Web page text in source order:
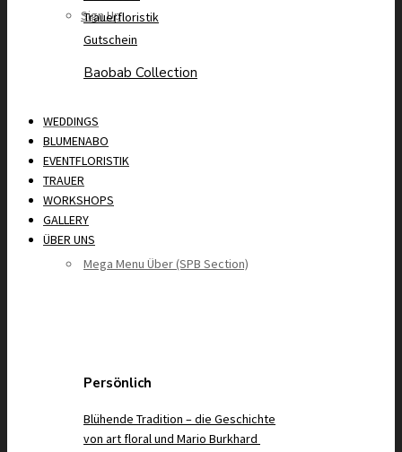
Sign Up
Trauerfloristik
Gutschein
Baobab Collection
WEDDINGS
BLUMENABO
EVENTFLORISTIK
TRAUER
WORKSHOPS
GALLERY
ÜBER UNS
Mega Menu Über (SPB Section)
Persönlich
Blühende Tradition – die Geschichte
von art floral und Mario Burkhard